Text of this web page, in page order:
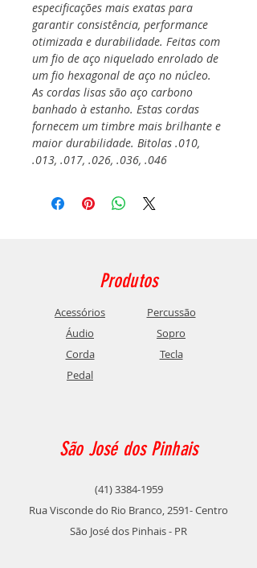
especificações mais exatas para
garantir consistência, performance
otimizada e durabilidade. Feitas com
um fio de aço niquelado enrolado de
um fio hexagonal de aço no núcleo.
As cordas lisas são aço carbono
banhado à estanho. Estas cordas
fornecem um timbre mais brilhante e
maior durabilidade. Bitolas .010,
.013, .017, .026, .036, .046
Produtos
Acessórios
Áudio
Corda
Pedal
Percussão
Sopro
Tecla
São José dos Pinhais
(41) 3384-1959
Rua Visconde do Rio Branco, 2591- Centro
São José dos Pinhais - PR